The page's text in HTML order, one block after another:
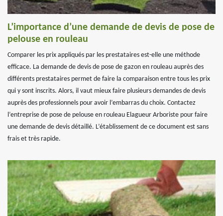
L’importance d’une demande de devis de pose de
pelouse en rouleau
Comparer les prix appliqués par les prestataires est-elle une méthode
efficace. La demande de devis de pose de gazon en rouleau auprès des
différents prestataires permet de faire la comparaison entre tous les prix
qui y sont inscrits. Alors, il vaut mieux faire plusieurs demandes de devis
auprès des professionnels pour avoir l’embarras du choix. Contactez
l’entreprise de pose de pelouse en rouleau Elagueur Arboriste pour faire
une demande de devis détaillé. L’établissement de ce document est sans
frais et très rapide.